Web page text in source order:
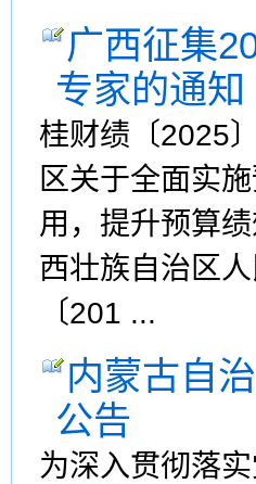
广西征集
专家的通知
桂财绩〔2025
区关于全面实
用，提升预算
西壮族自治区
〔201 ...
内蒙古自
公告
为深入贯彻落